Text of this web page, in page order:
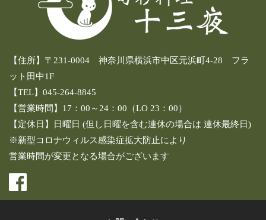
【住所】〒231-0004 神奈川県横浜市中区元浜町4-28 フラ
ット田中1F
【TEL】045-264-8845
【営業時間】17：00～24：00（LO 23：00）
【定休日】日曜日 (但し日曜を含む連休の場合は 連休最終日)
※新型コロナウィルス感染症拡大防止により
営業時間が変更となる場合がございます